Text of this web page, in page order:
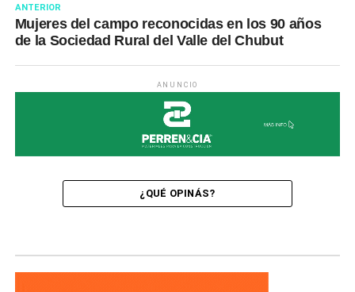
ANTERIOR
Mujeres del campo reconocidas en los 90 años
de la Sociedad Rural del Valle del Chubut
ANUNCIO
¿QUÉ OPINÁS?